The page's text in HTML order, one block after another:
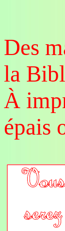
Des
la
À
épais